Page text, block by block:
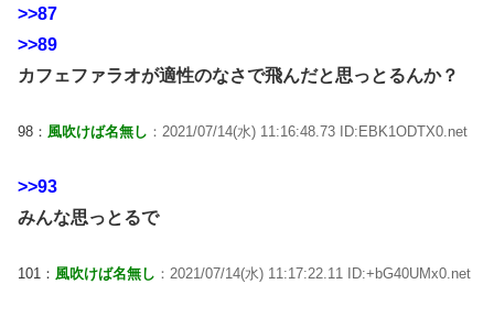
>>87
>>89
カフェファラオが適性のなさで飛んだと思っとるんか？
98： 風吹けば名無し ：2021/07/14(水) 11:16:48.73 ID:EBK1ODTX0.net
>>93
みんな思っとるで
101： 風吹けば名無し ：2021/07/14(水) 11:17:22.11 ID:+bG40UMx0.net